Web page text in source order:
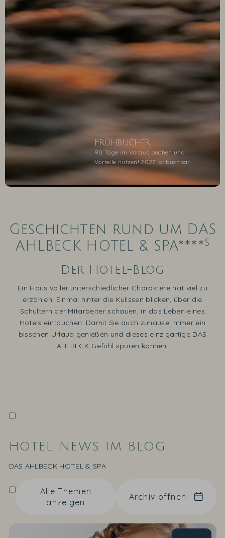
Frühbucher
90 Tage im Voraus buchen und
Vorteile nutzen! 2027 ist buchbar
Geschichten rund um DAS
AHLBECK HOTEL & SPA****s
Der Hotel-Blog
Ein Haus voller unterschiedlicher Charaktere hat viel zu
erzählen. Einmal hinter die Kulissen blicken, über die
Schultern der Mitarbeiter schauen, in das Leben eines
Hotels eintauchen: Damit Sie auch zuhause immer ein
bisschen Urlaub genießen und dieses einzigartige DAS
AHLBECK-Gefühl spüren können.
HOTEL NEWS IM BLOG
DAS AHLBECK HOTEL & SPA
Alle Themen
anzeigen
Archiv öffnen